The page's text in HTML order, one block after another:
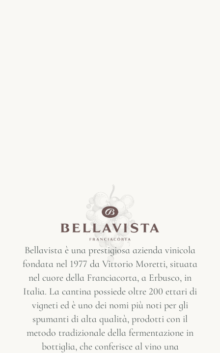
Bellavista è una prestigiosa azienda vinicola
fondata nel 1977 da Vittorio Moretti, situata
nel cuore della Franciacorta, a Erbusco, in
Italia. La cantina possiede oltre 200 ettari di
vigneti ed è uno dei nomi più noti per gli
spumanti di alta qualità, prodotti con il
metodo tradizionale della fermentazione in
bottiglia, che conferisce al vino una